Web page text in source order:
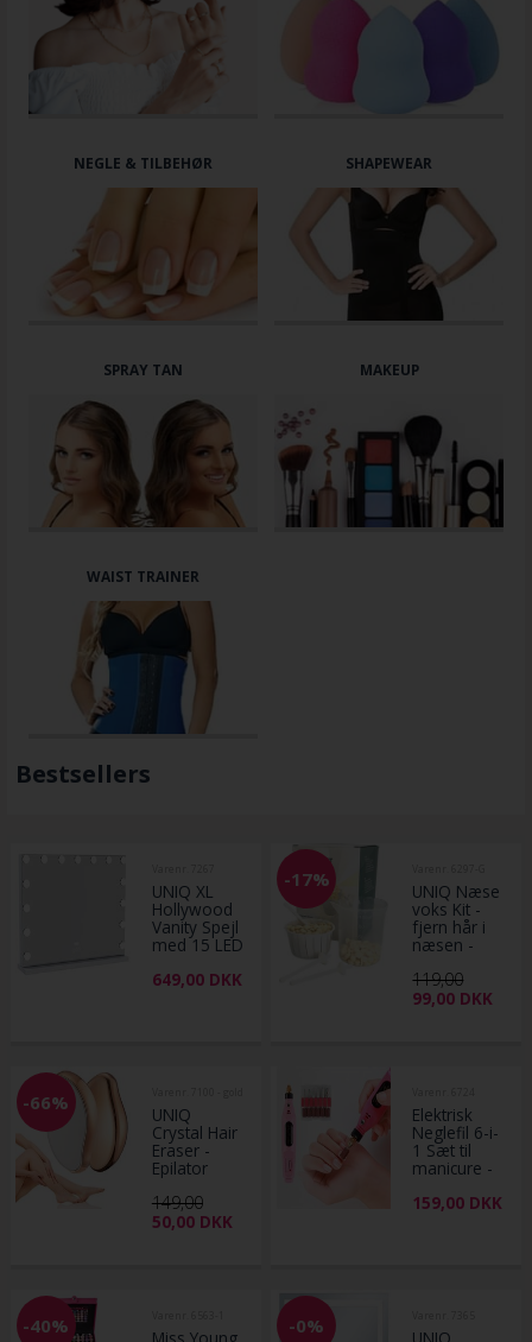
NEGLE & TILBEHØR SHAPEWEAR
SPRAY TAN MAKEUP
WAIST TRAINER
Bestsellers
UNIQ XL
Hollywood
Vanity Spejl
med 15 LED
touch
649,00 DKK
-17%
UNIQ Næse
voks Kit -
fjern hår i
næsen -
119,00
99,00 DKK
-66%
UNIQ
Crystal Hair
Eraser -
Epilator
med krystal
til Smertefri
hårfjerning
149,00
50,00 DKK
Elektrisk
Neglefil 6-i-
1 Sæt til
manicure -
159,00 DKK
-40% -0%